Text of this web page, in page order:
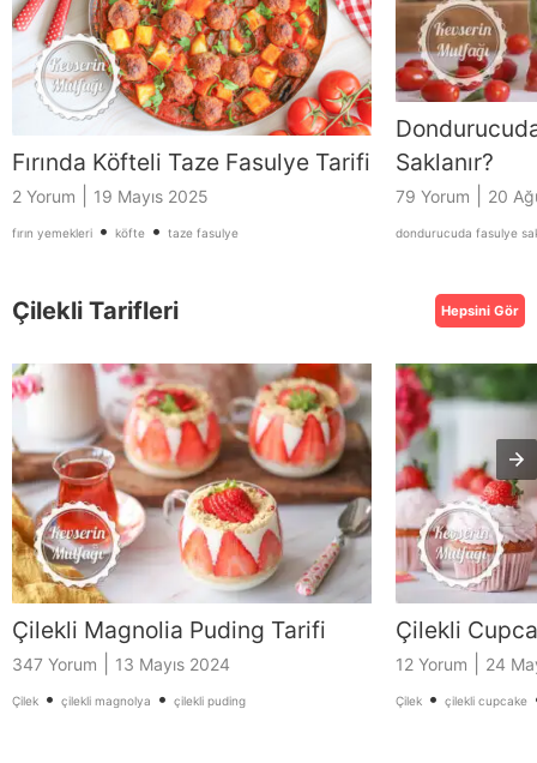
Fırında Köfteli Taze Fasulye Tarifi
2 Yorum 19 Mayıs 2025
fırın yemekleri • köfte • taze fasulye
Saklanır?
79 Yorum 20
dondurucuda fasulye
Çilekli Tarifleri Hepsini Gör
Çilekli Magnolia Puding Tarifi
347 Yorum 13 Mayıs 2024
Çilek • çilekli magnolya • çilekli puding
Çilekli
12 Yorum 24
Çilek • çilekli cupcake